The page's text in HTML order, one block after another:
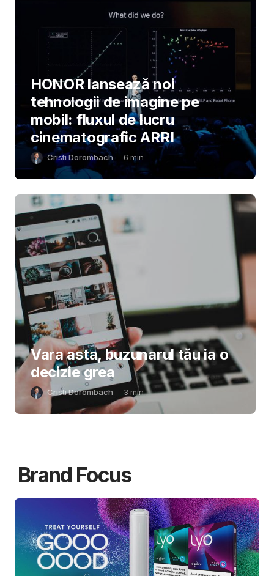
HONOR lansează noi
tehnologii de imagine pe
mobil: fluxul de lucru
cinematografic ARRI
Cristi Dorombach 6 min
Vara asta, buzunarul tău ia o
decizie grea
Cristi Dorombach 3 min
Brand Focus